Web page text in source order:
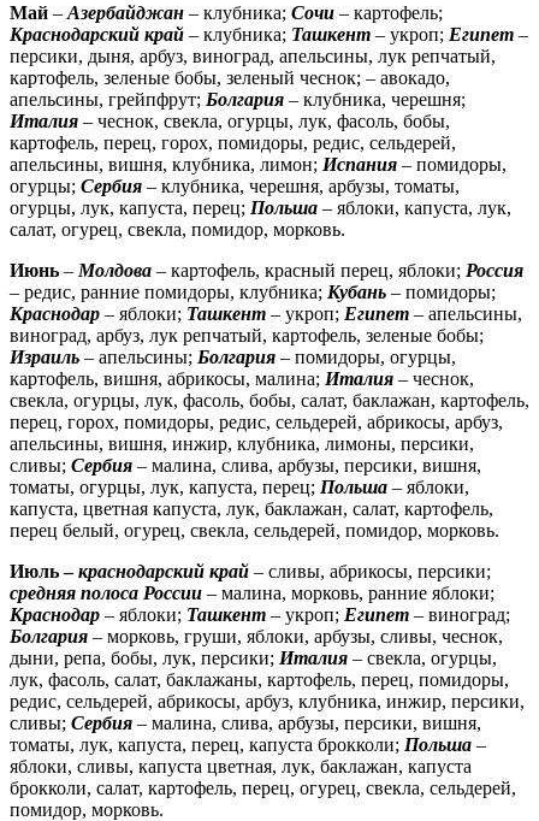
Май – Азербайджан – клубника; Сочи – картофель;
Краснодарский край – клубника; Ташкент – укроп; Египет –
персики, дыня, арбуз, виноград, апельсины, лук репчатый,
картофель, зеленые бобы, зеленый чеснок; – авокадо,
апельсины, грейпфрут; Болгария – клубника, черешня;
Италия – чеснок, свекла, огурцы, лук, фасоль, бобы,
картофель, перец, горох, помидоры, редис, сельдерей,
апельсины, вишня, клубника, лимон; Испания – помидоры,
огурцы; Сербия – клубника, черешня, арбузы, томаты,
огурцы, лук, капуста, перец; Польша – яблоки, капуста, лук,
салат, огурец, свекла, помидор, морковь.
Июнь – Молдова – картофель, красный перец, яблоки; Россия
– редис, ранние помидоры, клубника; Кубань – помидоры;
Краснодар – яблоки; Ташкент – укроп; Египет – апельсины,
виноград, арбуз, лук репчатый, картофель, зеленые бобы;
Израиль – апельсины; Болгария – помидоры, огурцы,
картофель, вишня, абрикосы, малина; Италия – чеснок,
свекла, огурцы, лук, фасоль, бобы, салат, баклажан, картофель,
перец, горох, помидоры, редис, сельдерей, абрикосы, арбуз,
апельсины, вишня, инжир, клубника, лимоны, персики,
сливы; Сербия – малина, слива, арбузы, персики, вишня,
томаты, огурцы, лук, капуста, перец; Польша – яблоки,
капуста, цветная капуста, лук, баклажан, салат, картофель,
перец белый, огурец, свекла, сельдерей, помидор, морковь.
Июль –краснодарский край – сливы, абрикосы, персики;
средняя полоса России – малина, морковь, ранние яблоки;
Краснодар – яблоки; Ташкент – укроп; Египет – виноград;
Болгария – морковь, груши, яблоки, арбузы, сливы, чеснок,
дыни, репа, бобы, лук, персики; Италия – свекла, огурцы,
лук, фасоль, салат, баклажаны, картофель, перец, помидоры,
редис, сельдерей, абрикосы, арбуз, клубника, инжир, персики,
сливы; Сербия – малина, слива, арбузы, персики, вишня,
томаты, лук, капуста, перец, капуста брокколи; Польша –
яблоки, сливы, капуста цветная, лук, баклажан, капуста
брокколи, салат, картофель, перец, огурец, свекла, сельдерей,
помидор, морковь.